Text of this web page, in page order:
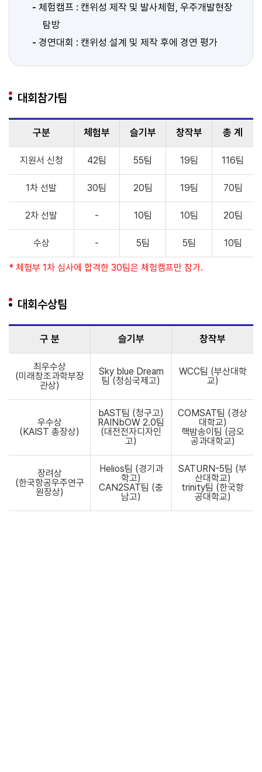
체험캠프 : 캔위성 제작 및 발사체험, 우주개발현장
탐방
경연대회 : 캔위성 설계 및 제작 후에 경연 평가
대회참가팀
구분 체험부 슬기부 창작부 총 계
지원서 신청 42팀 55팀 19팀 116팀
1차 선발 30팀 20팀 19팀 70팀
2차 선발 - 10팀 10팀 20팀
수상 - 5팀 5팀 10팀
* 체험부 1차 심사에 합격한 30팀은 체험캠프만 참가.
대회수상팀
구 분 슬기부 창작부
최우수상
(미래창조과학부장
관상)
Sky blue Dream
팀 (청심국제고)
WCC팀 (부산대학
교)
우수상
(KAIST 총장상)
bAST팀 (청구고)
RAINbOW 2.0팀
(대전전자디자인
고)
COMSAT팀 (경상
대학교)
핵밤송이팀 (금오
공과대학교)
장려상
(한국항공우주연구
원장상)
Helios팀 (경기과
학고)
CAN2SAT팀 (충
남고)
SATURN-5팀 (부
산대학교)
trinity팀 (한국항
공대학교)